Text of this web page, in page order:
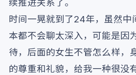
续推进关系了。
时间一晃就到了24年，虽然中
本都不会聊太深入，可能是因
待，后面的女生不管怎么样，
的尊重和礼貌，给我一种很没